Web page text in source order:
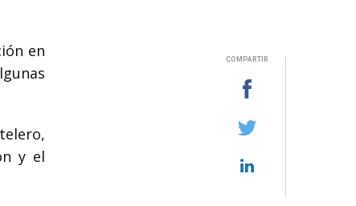
en
y el
COMPARTIR